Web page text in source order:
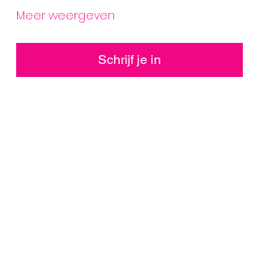
Meer weergeven
Schrijf je in